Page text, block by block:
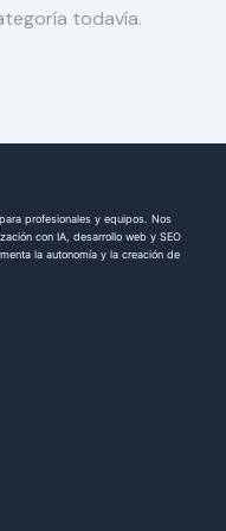
todavía.
profesionales y equipos. Nos
con IA, desarrollo web y SEO
la autonomía y la creación de